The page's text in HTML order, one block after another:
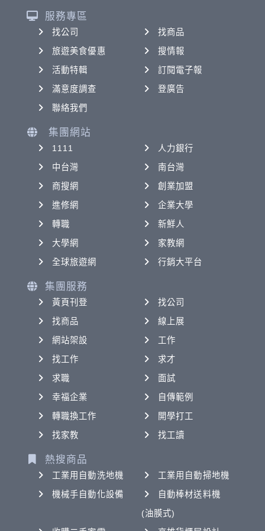
服務專區
找公司
找商品
旅遊美食優惠
搜情報
活動特輯
訂閱電子報
滿意度調查
登廣告
聯絡我們
集團網站
1111
人力銀行
中台灣
南台灣
商搜網
創業加盟
進修網
企業大學
轉職
新鮮人
大學網
家教網
全球旅遊網
行銷大平台
集團服務
黃頁刊登
找公司
找商品
線上展
網站架設
工作
找工作
求才
求職
面試
幸福企業
自傳範例
轉職換工作
開學打工
找家教
找工讀
熱搜商品
工業用自動洗地機
工業用自動掃地機
機械手自動化設備
自動棒材送料機
(油膜式)